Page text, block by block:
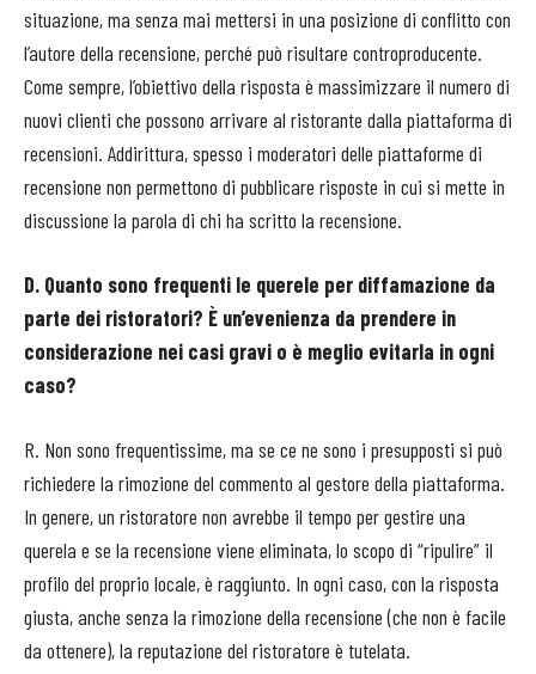
situazione, ma senza mai mettersi in una posizione di conflitto con
l’autore della recensione, perché può risultare controproducente.
Come sempre, l’obiettivo della risposta è massimizzare il numero di
nuovi clienti che possono arrivare al ristorante dalla piattaforma di
recensioni. Addirittura, spesso i moderatori delle piattaforme di
recensione non permettono di pubblicare risposte in cui si mette in
discussione la parola di chi ha scritto la recensione.
D. Quanto sono frequenti le querele per diffamazione da
parte dei ristoratori? È un’evenienza da prendere in
considerazione nei casi gravi o è meglio evitarla in ogni
caso?
R. Non sono frequentissime, ma se ce ne sono i presupposti si può
richiedere la rimozione del commento al gestore della piattaforma.
In genere, un ristoratore non avrebbe il tempo per gestire una
querela e se la recensione viene eliminata, lo scopo di “ripulire” il
profilo del proprio locale, è raggiunto. In ogni caso, con la risposta
giusta, anche senza la rimozione della recensione (che non è facile
da ottenere), la reputazione del ristoratore è tutelata.